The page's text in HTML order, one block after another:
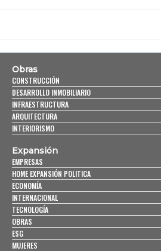
Obras
CONSTRUCCIÓN
DESARROLLO INMOBILIARIO
INFRAESTRUCTURA
ARQUITECTURA
INTERIORISMO
Expansión
EMPRESAS
HOME EXPANSIÓN POLITICA
ECONOMÍA
INTERNACIONAL
TECNOLOGÍA
OBRAS
ESG
MUJERES